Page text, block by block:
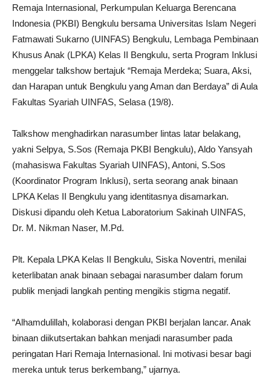
Remaja Internasional, Perkumpulan Keluarga Berencana
Indonesia (PKBI) Bengkulu bersama Universitas Islam Negeri
Fatmawati Sukarno (UINFAS) Bengkulu, Lembaga Pembinaan
Khusus Anak (LPKA) Kelas II Bengkulu, serta Program Inklusi
menggelar talkshow bertajuk “Remaja Merdeka; Suara, Aksi,
dan Harapan untuk Bengkulu yang Aman dan Berdaya” di Aula
Fakultas Syariah UINFAS, Selasa (19/8).
Talkshow menghadirkan narasumber lintas latar belakang,
yakni Selpya, S.Sos (Remaja PKBI Bengkulu), Aldo Yansyah
(mahasiswa Fakultas Syariah UINFAS), Antoni, S.Sos
(Koordinator Program Inklusi), serta seorang anak binaan
LPKA Kelas II Bengkulu yang identitasnya disamarkan.
Diskusi dipandu oleh Ketua Laboratorium Sakinah UINFAS,
Dr. M. Nikman Naser, M.Pd.
Plt. Kepala LPKA Kelas II Bengkulu, Siska Noventri, menilai
keterlibatan anak binaan sebagai narasumber dalam forum
publik menjadi langkah penting mengikis stigma negatif.
“Alhamdulillah, kolaborasi dengan PKBI berjalan lancar. Anak
binaan diikutsertakan bahkan menjadi narasumber pada
peringatan Hari Remaja Internasional. Ini motivasi besar bagi
mereka untuk terus berkembang,” ujarnya.